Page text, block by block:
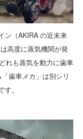
ン（AKIRA の近未来
高度に蒸気機関が発
れも蒸気を動力に歯車
歯車メカ」は別シリ
。